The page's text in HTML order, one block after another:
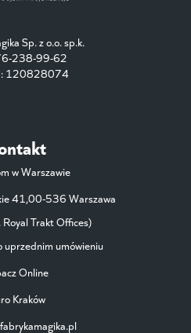
Sp. z o.o. sp.k.
238-99-62
120828074
w Warszawie
41,00-536 Warszawa
Trakt Offices)
uprzednim umówieniu
Online
Kraków